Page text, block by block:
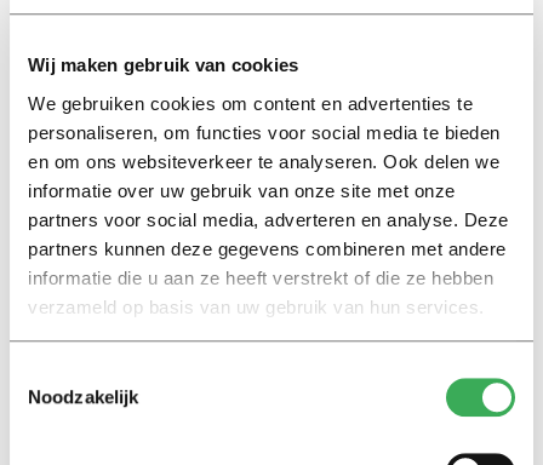
Wij maken gebruik van cookies
We gebruiken cookies om content en advertenties te
personaliseren, om functies voor social media te bieden
en om ons websiteverkeer te analyseren. Ook delen we
informatie over uw gebruik van onze site met onze
partners voor social media, adverteren en analyse. Deze
partners kunnen deze gegevens combineren met andere
informatie die u aan ze heeft verstrekt of die ze hebben
verzameld op basis van uw gebruik van hun services.
Noodzakelijk
wolhoofdstad naar wiethoofdstad van Nederland. Dat
aantrekkelijke bestemming voor toeristen uit binnen-
en buitenland.
5. Tilburg, stad die staat voor
verbinding
Natuurlijk bezoekt de koninklijke familie ook het
Centraal Station, dat de binnenstad van Tilburg sinds
kort verbindt met de Spoorzone. Tilburg is daarmee het
405e Nederlandse spoorwegstation dat beschikt over